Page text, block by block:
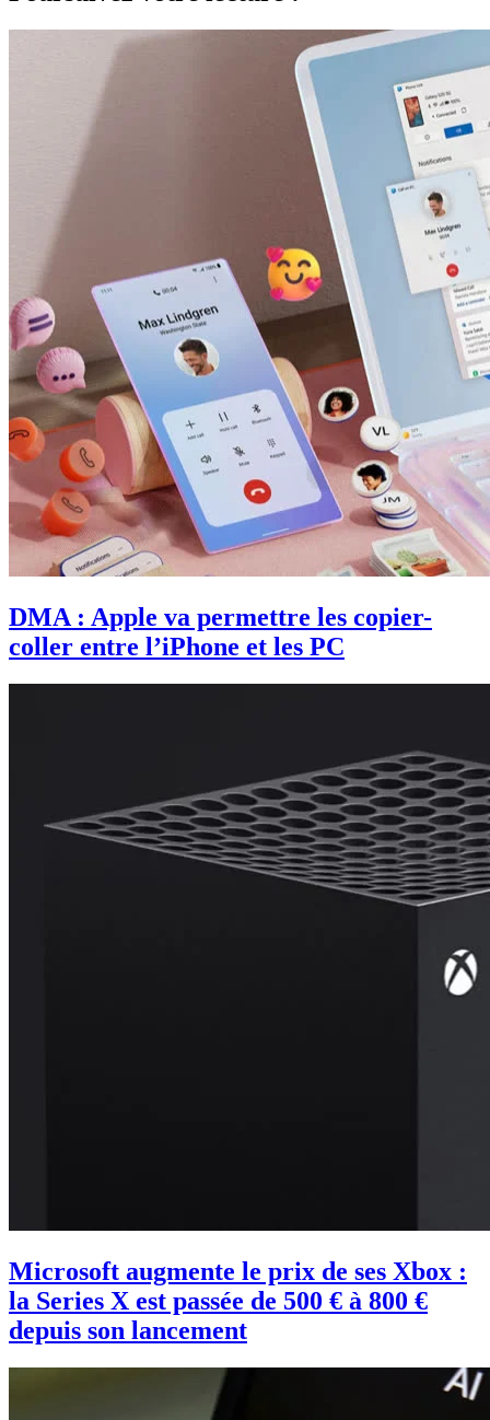
DMA : Apple va permettre les copier-
coller entre l’iPhone et les PC
Microsoft augmente le prix de ses Xbox :
la Series X est passée de 500 € à 800 €
depuis son lancement